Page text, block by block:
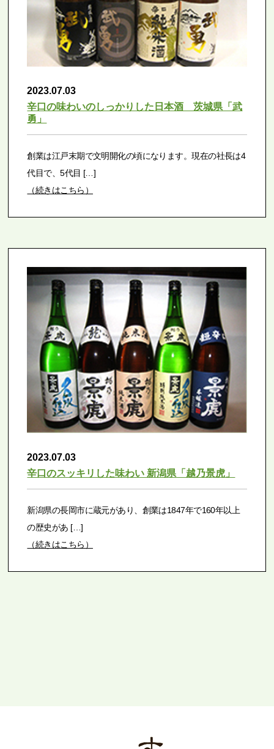
2023.07.03
辛口の味わいのしっかりした日本酒 茨城県「武
勇」
創業は江戸末期で文明開化の頃になります。現在の社長は4
代目で、5代目 […]
（続きはこちら）
2023.07.03
辛口のスッキリした味わい 新潟県「越乃景虎」
新潟県の長岡市に蔵元があり、創業は1847年で160年以上
の歴史があ […]
（続きはこちら）